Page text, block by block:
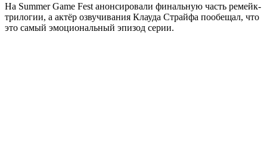
На Summer Game Fest анонсировали финальную часть ремейк-
трилогии, а актёр озвучивания Клауда Страйфа пообещал, что
это самый эмоциональный эпизод серии.